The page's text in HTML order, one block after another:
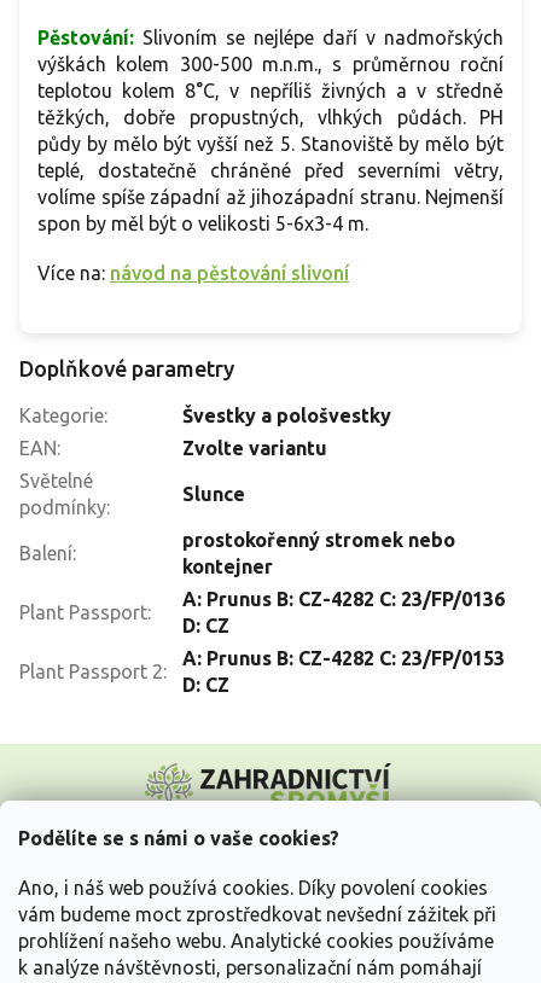
Podělíte se s námi o vaše cookies?
Ano, i náš web používá cookies. Díky povolení cookies
vám budeme moct zprostředkovat nevšední zážitek při
prohlížení našeho webu. Analytické cookies používáme
k analýze návštěvnosti, personalizační nám pomáhají
Pěstování: Slivoním se nejlépe daří v nadmořských
výškách kolem 300-500 m.n.m., s průměrnou roční
teplotou kolem 8°C, v nepříliš živných a v středně
těžkých, dobře propustných, vlhkých půdách. PH
půdy by mělo být vyšší než 5. Stanoviště by mělo být
teplé, dostatečně chráněné před severními větry,
volíme spíše západní až jihozápadní stranu. Nejmenší
spon by měl být o velikosti 5-6x3-4 m.
Více na: návod na pěstování slivoní
Doplňkové parametry
Kategorie:
Švestky a pološvestky
EAN:
Zvolte variantu
Světelné
podmínky:
Slunce
Balení:
prostokořenný stromek nebo
kontejner
Plant Passport:
A: Prunus B: CZ-4282 C: 23/FP/0136
D: CZ
Plant Passport 2:
A: Prunus B: CZ-4282 C: 23/FP/0153
D: CZ
p
Vše o nákupu
Informace pro Vás